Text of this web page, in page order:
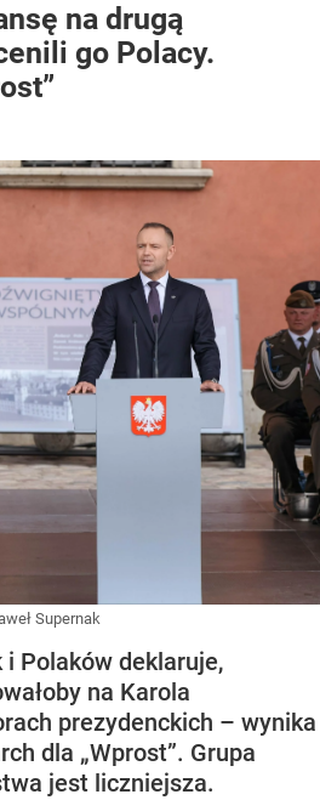
na drugą
go Polacy.
Supernak
Polaków deklaruje,
na Karola
prezydenckich – wynika
dla „Wprost”. Grupa
jest liczniejsza.